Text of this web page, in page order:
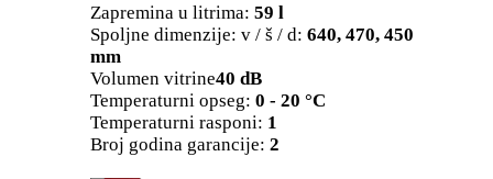
Zapremina u litrima: 59 l
Spoljne dimenzije: v / š / d: 640, 470, 450
mm
Volumen vitrine40 dB
Temperaturni opseg: 0 - 20 °C
Temperaturni rasponi: 1
Broj godina garancije: 2